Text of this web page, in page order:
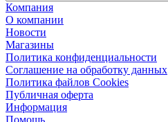
Компания
О компании
Новости
Магазины
Политика конфиденциальности
Соглашение на обработку данных
Политика файлов Cookies
Публичная оферта
Информация
Помощь